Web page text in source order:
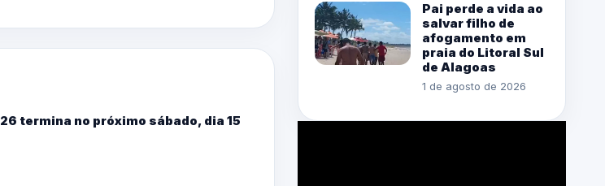
termina no próximo sábado, dia 15
Pai perde a vida ao
salvar filho de
afogamento em
praia do Litoral Sul
de Alagoas
1 de agosto de 2026